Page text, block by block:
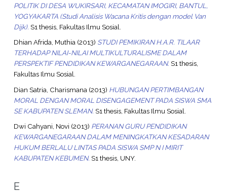
POLITIK DI DESA WUKIRSARI, KECAMATAN IMOGIRI, BANTUL,
YOGYAKARTA (Studi Analisis Wacana Kritis dengan model Van
Dijk). S1 thesis, Fakultas Ilmu Sosial.
Dhian Afrida, Muthia (2013) STUDI PEMIKIRAN H.A.R. TILAAR
TERHADAP NILAI-NILAI MULTIKULTURALISME DALAM
PERSPEKTIF PENDIDIKAN KEWARGANEGARAAN. S1 thesis,
Fakultas Ilmu Sosial.
Dian Satria, Charismana (2013) HUBUNGAN PERTIMBANGAN
MORAL DENGAN MORAL DISENGAGEMENT PADA SISWA SMA
SE KABUPATEN SLEMAN. S1 thesis, Fakultas Ilmu Sosial.
Dwi Cahyani, Novi (2013) PERANAN GURU PENDIDIKAN
KEWARGANEGARAAN DALAM MENINGKATKAN KESADARAN
HUKUM BERLALU LINTAS PADA SISWA SMP N I MIRIT
KABUPATEN KEBUMEN. S1 thesis, UNY.
E